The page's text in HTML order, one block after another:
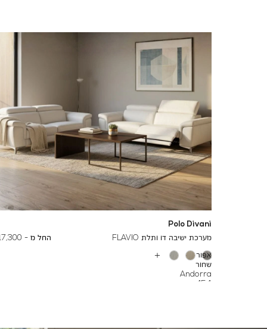
Polo Divani
מערכת ישיבה דו ותלת FLAVIO
החל מ - ₪ To
29,000 ₪
אפור
שחור
Andorra
454